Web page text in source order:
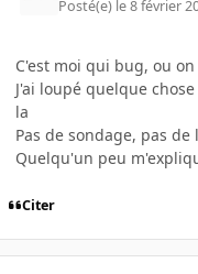
Posté(e) le 8 février
C'est moi qui bug, ou
J'ai loupé quelque
la
Pas de sondage, pas
Quelqu'un peu
Citer